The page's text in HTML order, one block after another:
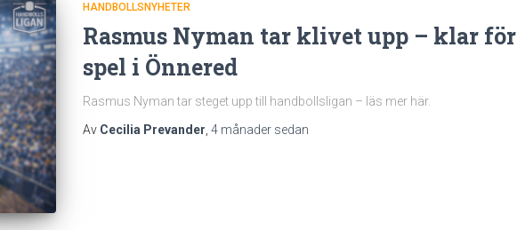
HANDBOLLSNYHETER
Rasmus Nyman tar klivet upp – klar för
spel i Önnered
Rasmus Nyman tar steget upp till handbollsligan – läs mer här.
Av Cecilia Prevander, 4 månadersedan